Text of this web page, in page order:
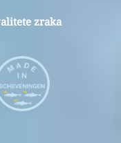
zraka